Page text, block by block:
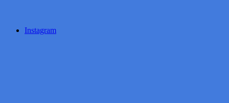
Instagram